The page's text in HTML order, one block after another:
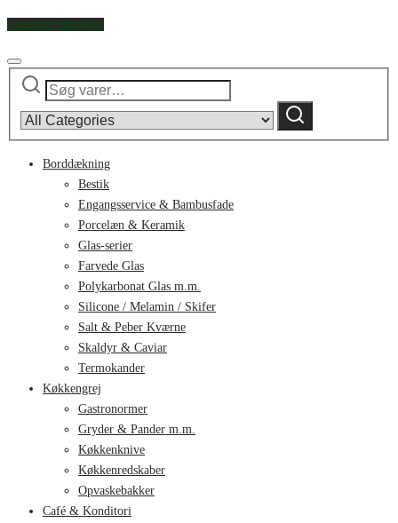
Continue Shopping
Søg
category:
Søg
Borddækning
Bestik
Engangsservice & Bambusfade
Porcelæn & Keramik
Glas-serier
Farvede Glas
Polykarbonat Glas m.m.
Silicone / Melamin / Skifer
Salt & Peber Kværne
Skaldyr & Caviar
Termokander
Køkkengrej
Gastronormer
Gryder & Pander m.m.
Køkkenknive
Køkkenredskaber
Opvaskebakker
Café & Konditori